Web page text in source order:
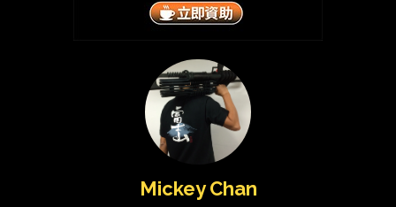
Mickey Chan